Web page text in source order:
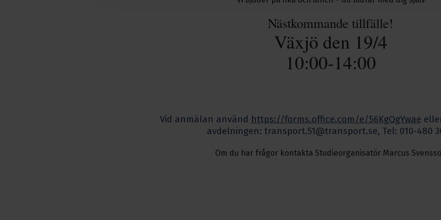
Nästkommande tillfälle!
Växjö den 19/4
10:00-14:00
Vid anmälan använd https://forms.office.com/e/56KgQgYwae
avdelningen: transport.51@transport.se, Tel: 010-480
Om du har frågor kontakta Studieorganisatör Marcus